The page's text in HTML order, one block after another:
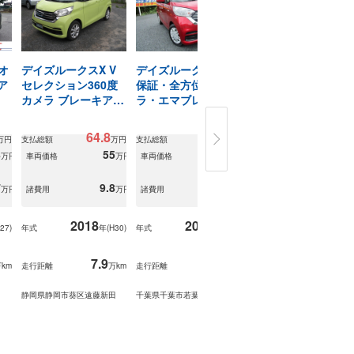
円
万円
万円
)
デイズルークスX V
セレクション360度
カメラ ブレーキアシ
支払総額 64.8万円
車両価格
55万円
諸費用 9.8万円
年式 2018年(H30)
走行距離 7.9万km
静岡県静岡市葵区遠藤新田
デイズルークスX1年
保証・全方位カメ
ラ・エマブレ・ETC
支払総額 52.5
車両価格
諸費用
年式 2018
走行距離
千葉県千葉市若葉区坂月町